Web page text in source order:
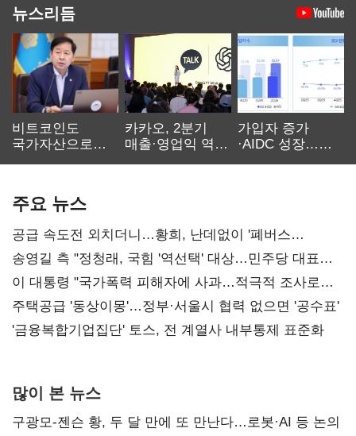
뉴스리듬
비트코인도
국가자산으로…'
카카오, 2분기
매출·영업익 역대
가입자 증가
·AIDC 성장…
주요 뉴스
공급 속도전 외치더니…황희, 난데없이 '폐버스
리모델링' 제안
송영길 측 "정청래, 국힘 '역선택' 대상…민주당 대표로
총선 지휘 못해"
이 대통령 "국가폭력 피해자에 사과…적극적 조사로
진실 밝혀야"
주택공급 '동상이몽'…정부·서울시 협력 없으면 '공수표'
'금융복합기업집단' 토스, 전 계열사 내부통제 표준화
많이 본 뉴스
구광모-젠슨 황, 두 달 만에 또 만난다…로봇·AI 등 논의